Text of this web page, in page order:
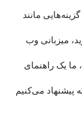
مانند
میزبانی وب
یک راهنمای
پیشنهاد می‌کنیم